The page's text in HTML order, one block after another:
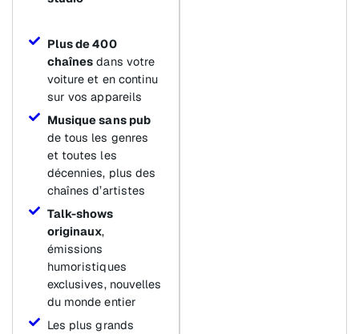
Plus de 400
chaînes dans votre
voiture et en continu
sur vos appareils
Musique sans pub
de tous les genres
et toutes les
décennies, plus des
chaînes d’artistes
Talk-shows
originaux,
émissions
humoristiques
exclusives, nouvelles
du monde entier
Les plus grands